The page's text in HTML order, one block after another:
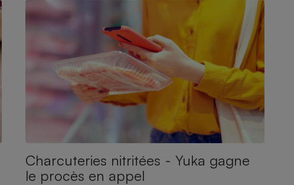
Charcuteries nitritées - Yuka gagne
le procès en appel